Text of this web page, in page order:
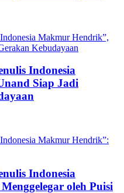
Indonesia
Siap Jadi
Indonesia
oleh Puisi